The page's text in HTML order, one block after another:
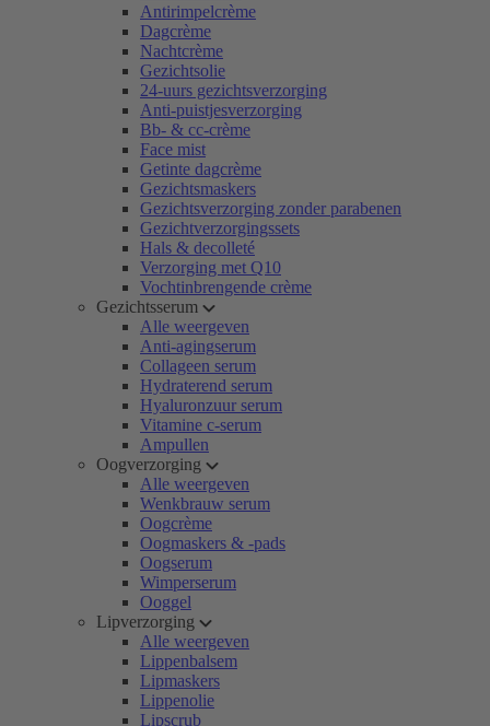
Antirimpelcrème
Dagcrème
Nachtcrème
Gezichtsolie
24-uurs gezichtsverzorging
Anti-puistjesverzorging
Bb- & cc-crème
Face mist
Getinte dagcrème
Gezichtsmaskers
Gezichtsverzorging zonder parabenen
Gezichtverzorgingssets
Hals & decolleté
Verzorging met Q10
Vochtinbrengende crème
Gezichtsserum
Alle weergeven
Anti-agingserum
Collageen serum
Hydraterend serum
Hyaluronzuur serum
Vitamine c-serum
Ampullen
Oogverzorging
Alle weergeven
Wenkbrauw serum
Oogcrème
Oogmaskers & -pads
Oogserum
Wimperserum
Ooggel
Lipverzorging
Alle weergeven
Lippenbalsem
Lipmaskers
Lippenolie
Lipscrub